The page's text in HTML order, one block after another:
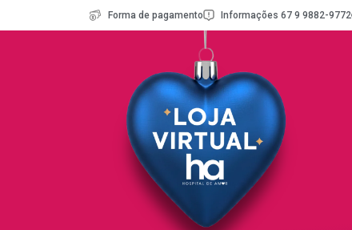
Forma de pagamento Informações 67 9 9882-9772